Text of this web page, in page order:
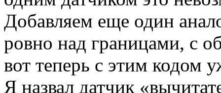
Добавляем еще один
ровно над границами, с
вот теперь с этим кодом
Я назвал датчик